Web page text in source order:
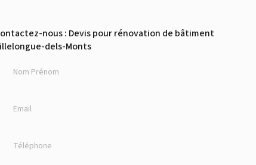
nous : Devis pour rénovation de bâtiment
dels-Monts